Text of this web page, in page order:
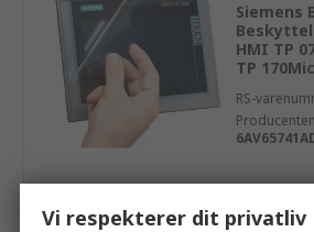
Siemens
HMI TP
TP
RS-
Vi respekterer dit privatliv